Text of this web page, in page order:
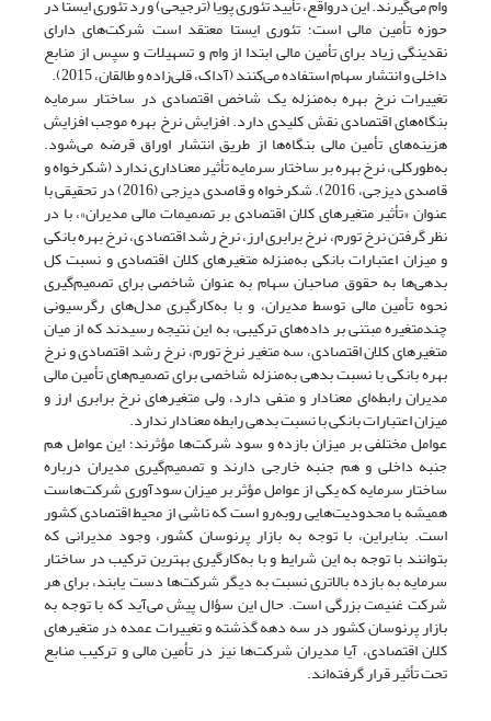
وام می‌گیرند. این درواقع، تأیید تئوری پویا (ترجیحی) و رد تئوری ایستا در
حوزه تأمین مالی است؛ تئوری ایستا معتقد است شرکت‌های دارای
نقدینگی زیاد برای تأمین مالی ابتدا از وام و تسهیلات و سپس از منابع
داخلی و انتشار سهام استفاده می‌کنند (آداک، قلی‌زاده و طالقان، 2015).
تغییرات نرخ بهره به‌منزله یک شاخص اقتصادی در ساختار سرمایه
بنگاه‌های اقتصادی نقش کلیدی دارد. افزایش نرخ بهره موجب افزایش
هزینه‌های تأمین مالی بنگاه‌ها از طریق انتشار اوراق قرضه می‌شود.
به‌طورکلی، نرخ بهره بر ساختار سرمایه تأثیر معناداری ندارد (شکرخواه و
قاصدی دیزجی، 2016). شکرخواه و قاصدی دیزجی (2016) در تحقیقی با
عنوان «تأثیر متغیرهای کلان اقتصادی بر تصمیمات مالی مدیران»، با در
نظر گرفتن نرخ تورم، نرخ برابری ارز، نرخ رشد اقتصادی، نرخ بهره بانکی
و میزان اعتبارات بانکی به‌‌منزله متغیر‌های کلان اقتصادی و نسبت کل
بدهی‌ها به حقوق صاحبان سهام به عنوان شاخصی برای تصمیم‌گیری
نحوه تأمین مالی توسط مدیران، و با به‌کارگیری مدل‌های رگرسیونی
چندمتغیره مبتنی بر داده‌های ترکیبی، به این نتیجه رسیدند که از میان
متغیر‌های کلان اقتصادی، سه متغیر نرخ تورم، نرخ رشد اقتصادی و نرخ
بهره بانکی با نسبت بدهی به‌منزله شاخصی برای تصمیم‌های تأمین مالی
مدیران رابطه‌ای معنادار و منفی دارد، ولی متغیرهای نرخ برابری ارز و
میزان اعتبارات بانکی با نسبت بدهی رابطه معنادار ندارد.
عوامل مختلفی بر میزان بازده و سود شرکت‌ها مؤثرند؛ این عوامل هم
جنبه داخلی و هم جنبه خارجی دارند و تصمیم‌گیری مدیران درباره
ساختار سرمایه که یکی از عوامل مؤثر بر میزان سودآوری شرکت‌هاست
همیشه با محدودیت‌هایی روبه‌رو است که ناشی از محیط اقتصادی کشور
است. بنابراین، با توجه به بازار پرنوسان کشور، وجود مدیرانی که
بتوانند با توجه به این شرایط و با به‌کارگیری بهترین ترکیب در ساختار
سرمایه به بازده بالاتری نسبت به دیگر شرکت‌ها دست یابند، برای هر
شرکت غنیمت بزرگی است. حال این سؤال پیش می‌آید که با توجه به
بازار پرنوسان کشور در سه دهه گذشته و تغییرات عمده در متغیرهای
کلان اقتصادی، آیا مدیران شرکت‌ها نیز در تأمین مالی و ترکیب منابع
تحت تأثیر قرار گرفته‌اند.